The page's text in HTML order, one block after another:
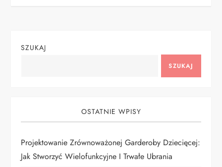
a
a
w
SZUKAJ
SZUKAJ
OSTATNIE WPISY
Projektowanie Zrównoważonej Garderoby Dziecięcej:
Jak Stworzyć Wielofunkcyjne I Trwałe Ubrania